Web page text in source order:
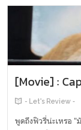
[Movie] :
- Let's Review -
พูดถึงฟิวรี่น่ะเหรอ